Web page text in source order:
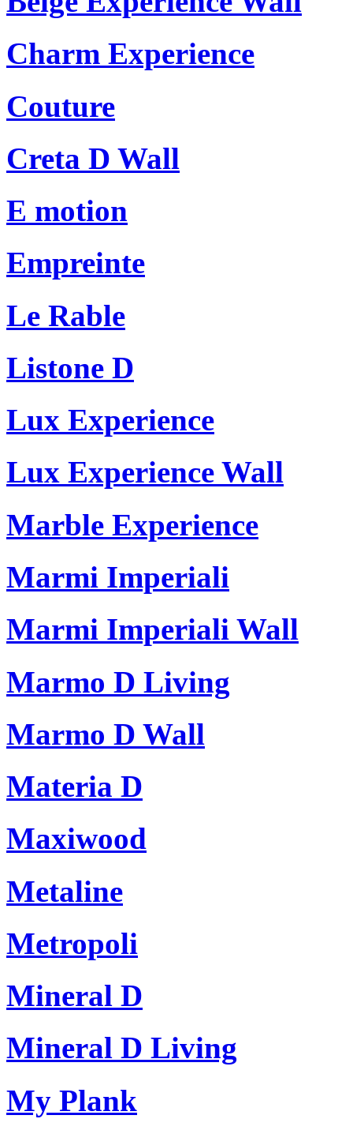
Charm Experience
Couture
Creta D Wall
E motion
Empreinte
Le Rable
Listone D
Lux Experience
Lux Experience Wall
Marble Experience
Marmi Imperiali
Marmi Imperiali Wall
Marmo D Living
Marmo D Wall
Materia D
Maxiwood
Metaline
Metropoli
Mineral D
Mineral D Living
My Plank